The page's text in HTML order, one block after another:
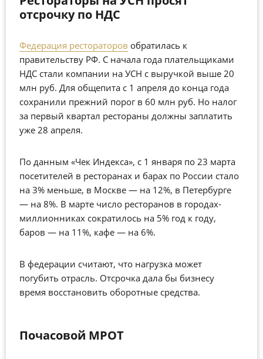
отсрочку по НДС
Федерация рестораторов обратилась к
правительству РФ. С начала года плательщиками
НДС стали компании на УСН с выручкой выше 20
млн руб. Для общепита с 1 апреля до конца года
сохранили прежний порог в 60 млн руб. Но налог
за первый квартал рестораны должны заплатить
уже 28 апреля.
По данным «Чек Индекса», с 1 января по 23 марта
посетителей в ресторанах и барах по России стало
на 3% меньше, в Москве — на 12%, в Петербурге
— на 8%. В марте число ресторанов в городах-
миллионниках сократилось на 5% год к году,
баров — на 11%, кафе — на 6%.
В федерации считают, что нагрузка может
погубить отрасль. Отсрочка дала бы бизнесу
время восстановить оборотные средства.
Почасовой МРОТ